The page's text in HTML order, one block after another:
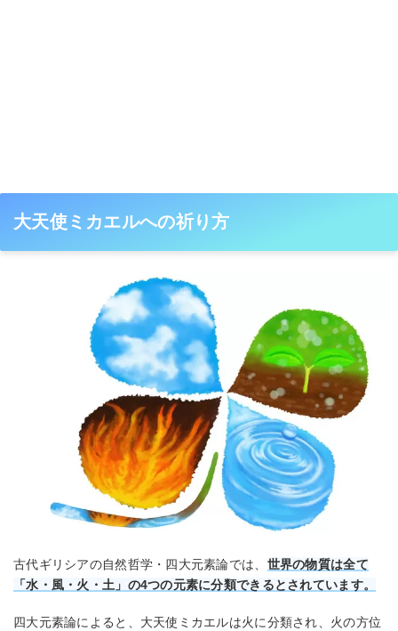
大天使ミカエルへの祈り方
古代ギリシアの自然哲学・四大元素論では、 世界の物質は全て
「水・風・火・土」の4つの元素に分類できるとされています。
四大元素論によると、大天使ミカエルは火に分類され、火の方位